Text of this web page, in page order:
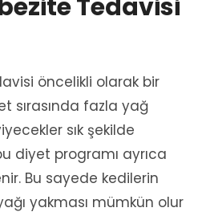
Tedavisi
öncelikli olarak bir
sırasında fazla yağ
sık şekilde
diyet programı ayrıca
Bu sayede kedilerin
yakması mümkün olur